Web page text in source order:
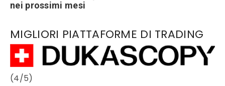
nei prossimi mesi
MIGLIORI PIATTAFORME DI TRADING
(4/5)